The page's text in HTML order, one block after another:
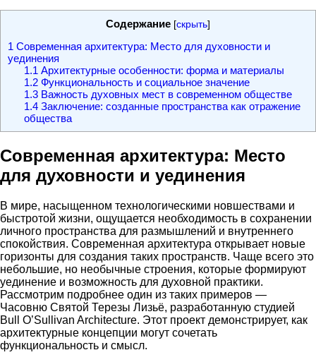
Содержание [скрыть]
1 Современная архитектура: Место для духовности и
уединения
1.1 Архитектурные особенности: форма и материалы
1.2Функциональность и социальное значение
1.3Важность духовных мест в современном обществе
1.4Заключение: созданные пространства как отражение
общества
Современная архитектура: Место
для духовности и уединения
В мире, насыщенном технологическими новшествами и
быстротой жизни, ощущается необходимость в сохранении
личного пространства для размышлений и внутреннего
спокойствия. Современная архитектура открывает новые
горизонты для создания таких пространств. Чаще всего это
небольшие, но необычные строения, которые формируют
уединение и возможность для духовной практики.
Рассмотрим подробнее один из таких примеров —
Часовню Святой Терезы Лизьё, разработанную студией
Bull O’Sullivan Architecture. Этот проект демонстрирует, как
архитектурные концепции могут сочетать
функциональность и смысл.